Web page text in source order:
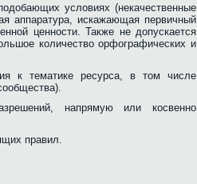
условиях (некачественные
аппаратура, искажающая первичный
ценности. Также не допускается
количество орфографических и
к тематике ресурса, в том числе
напрямую или косвенно
правил.